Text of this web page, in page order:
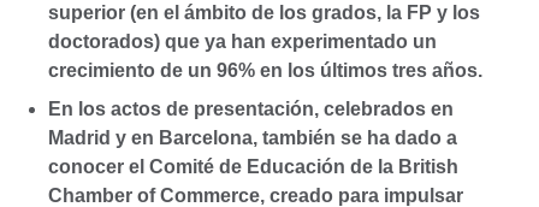
superior (en el ámbito de los grados, la FP y los
doctorados) que ya han experimentado un
crecimiento de un 96% en los últimos tres años.
En los actos de presentación, celebrados en
Madrid y en Barcelona, también se ha dado a
conocer el Comité de Educación de la British
Chamber of Commerce, creado para impulsar